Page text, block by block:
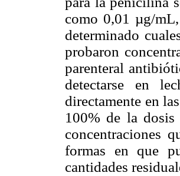
como 0,01 µg/
determinado
probaron
parenteral
detectarse en
directamente en
100% de la
concentraciones
formas en que
cantidades